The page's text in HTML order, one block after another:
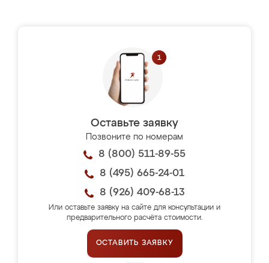
Оставьте заявку
Позвоните по номерам
8 (800) 511-89-55
8 (495) 665-24-01
8 (926) 409-68-13
Или оставьте заявку на сайте для консультации и
предварительного расчёта стоимости.
ОСТАВИТЬ ЗАЯВКУ